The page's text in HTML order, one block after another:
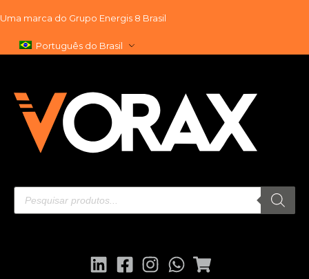
para
Uma marca do Grupo Energis 8 Brasil
Português do Brasil